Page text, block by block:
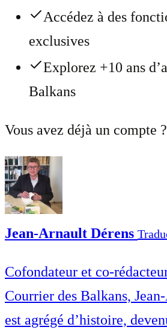
Accédez à des
exclusives
Explorez +10 ans
Balkans
Vous avez déjà un compte ?
Jean-Arnault Dérens
Cofondateur et co-
Courrier des Balkans,
est agrégé d’histoire,